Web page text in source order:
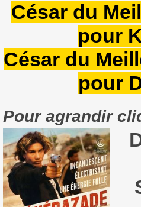
César du
pour
César du
pour
Pour agrandir